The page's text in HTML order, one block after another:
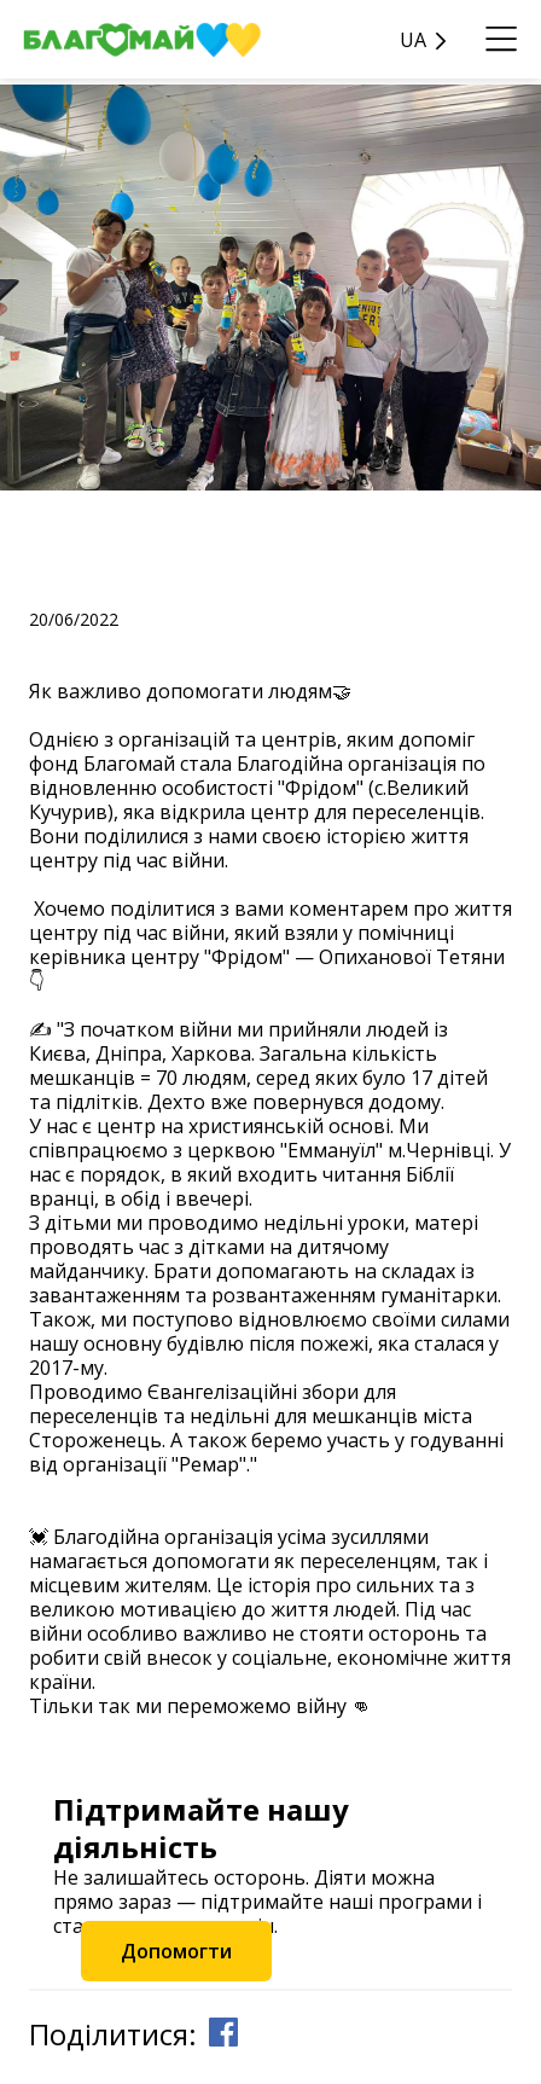
UA
20/06/2022
Як важливо допомогати людям🤝
Однією з організацій та центрів, яким допоміг
фонд Благомай стала Благодійна організація по
відновленню особистості "Фрідом" (с.Великий
Кучурив), яка відкрила центр для переселенців.
Вони поділилися з нами своєю історією життя
центру під час війни.
Хочемо поділитися з вами коментарем про життя
центру під час війни, який взяли у помічниці
керівника центру "Фрідом" — Опиханової Тетяни
👇
✍️ "З початком війни ми прийняли людей із
Києва, Дніпра, Харкова. Загальна кількість
мешканців = 70 людям, серед яких було 17 дітей
та підлітків. Дехто вже повернувся додому.
У нас є центр на християнській основі. Ми
співпрацюємо з церквою "Еммануїл" м.Чернівці. У
нас є порядок, в який входить читання Біблії
вранці, в обід і ввечері.
З дітьми ми проводимо недільні уроки, матері
проводять час з дітками на дитячому
майданчику. Брати допомагають на складах із
завантаженням та розвантаженням гуманітарки.
Також, ми поступово відновлюємо своїми силами
нашу основну будівлю після пожежі, яка сталася у
2017-му.
Проводимо Євангелізаційні збори для
переселенців та недільні для мешканців міста
Стороженець. А також беремо участь у годуванні
від організації "Ремар"."
💓 Благодійна організація усіма зусиллями
намагається допомогати як переселенцям, так і
місцевим жителям. Це історія про сильних та з
великою мотивацією до життя людей. Під час
війни особливо важливо не стояти осторонь та
робити свій внесок у соціальне, економічне життя
країни.
Тільки так ми переможемо війну 👊
Підтримайте нашу
діяльність
Не залишайтесь осторонь. Діяти можна
прямо зараз — підтримайте наші програми і
станьте частиною змін.
Допомогти
Поділитися: